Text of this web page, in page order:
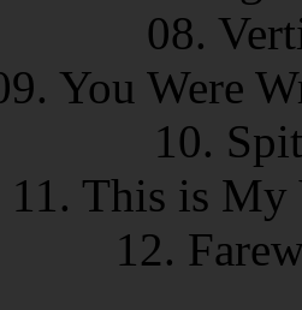
08.
You Were
10.
11. This is
12.